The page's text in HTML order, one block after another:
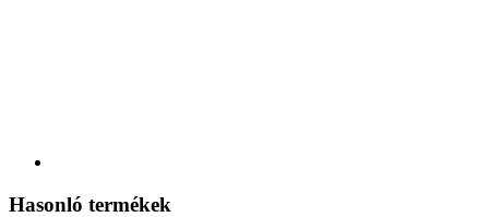
Hasonló termékek